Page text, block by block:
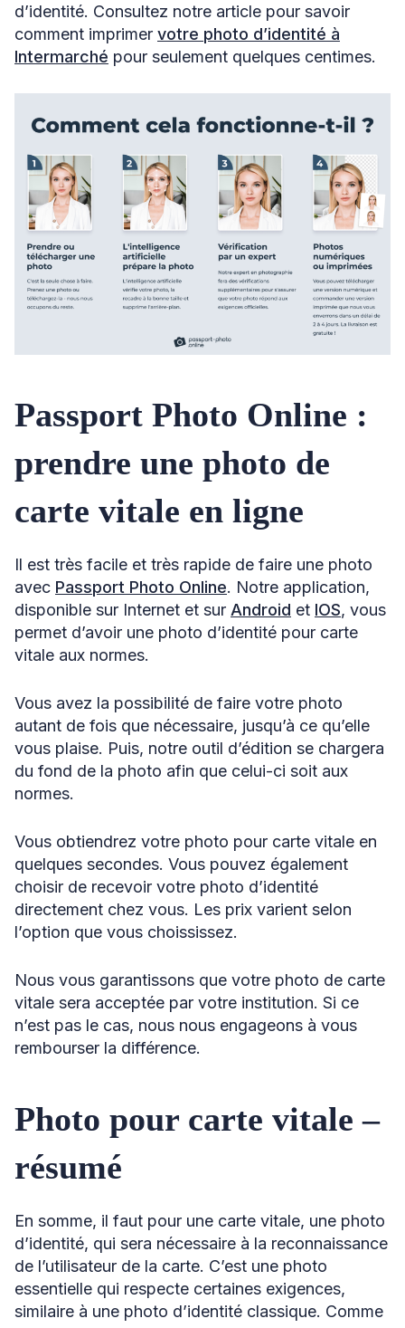
d’identité. Consultez notre article pour savoir
comment imprimer votre photo d’identité à
Intermarché pour seulement quelques centimes.
Passport Photo Online :
prendre une photo de
carte vitale en ligne
Il est très facile et très rapide de faire une photo
avec Passport Photo Online. Notre application,
disponible sur Internet et sur Android et IOS, vous
permet d’avoir une photo d’identité pour carte
vitale aux normes.
Vous avez la possibilité de faire votre photo
autant de fois que nécessaire, jusqu’à ce qu’elle
vous plaise. Puis, notre outil d’édition se chargera
du fond de la photo afin que celui-ci soit aux
normes.
Vous obtiendrez votre photo pour carte vitale en
quelques secondes. Vous pouvez également
choisir de recevoir votre photo d’identité
directement chez vous. Les prix varient selon
l’option que vous choississez.
Nous vous garantissons que votre photo de carte
vitale sera acceptée par votre institution. Si ce
n’est pas le cas, nous nous engageons à vous
rembourser la différence.
Photo pour carte vitale –
résumé
En somme, il faut pour une carte vitale, une photo
d’identité, qui sera nécessaire à la reconnaissance
de l’utilisateur de la carte. C’est une photo
essentielle qui respecte certaines exigences,
similaire à une photo d’identité classique. Comme